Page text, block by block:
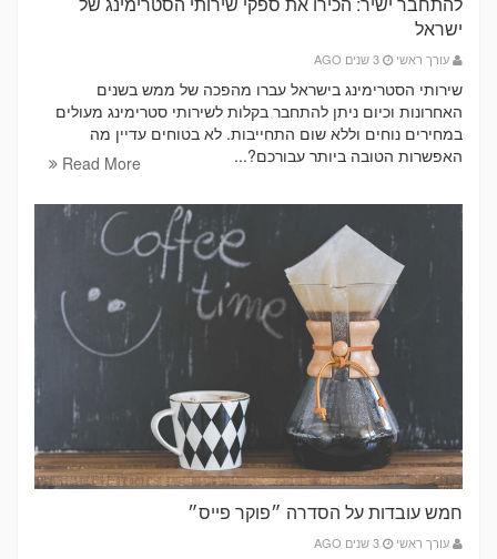
ישראל
עורך ראשי
שירותי הסטרימינג בישראל עברו מהפכה של ממש בשנים
האחרונות וכיום ניתן להתחבר בקלות לשירותי סטרימינג מעולים
במחירים נוחים וללא שום התחייבות. לא בטוחים עדיין מה
האפשרות הטובה ביותר עבורכם?...
Read More
חמש עובדות על הסדרה ״פוקר פייס״
עורך ראשי